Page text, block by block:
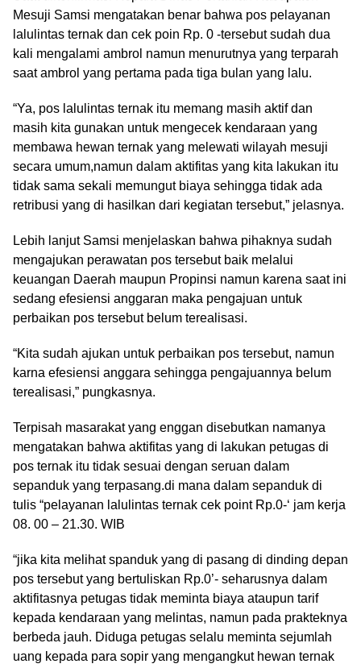
Mesuji Samsi mengatakan benar bahwa pos pelayanan
lalulintas ternak dan cek poin Rp. 0 -tersebut sudah dua
kali mengalami ambrol namun menurutnya yang terparah
saat ambrol yang pertama pada tiga bulan yang lalu.
“Ya, pos lalulintas ternak itu memang masih aktif dan
masih kita gunakan untuk mengecek kendaraan yang
membawa hewan ternak yang melewati wilayah mesuji
secara umum,namun dalam aktifitas yang kita lakukan itu
tidak sama sekali memungut biaya sehingga tidak ada
retribusi yang di hasilkan dari kegiatan tersebut,” jelasnya.
Lebih lanjut Samsi menjelaskan bahwa pihaknya sudah
mengajukan perawatan pos tersebut baik melalui
keuangan Daerah maupun Propinsi namun karena saat ini
sedang efesiensi anggaran maka pengajuan untuk
perbaikan pos tersebut belum terealisasi.
“Kita sudah ajukan untuk perbaikan pos tersebut, namun
karna efesiensi anggara sehingga pengajuannya belum
terealisasi,” pungkasnya.
Terpisah masarakat yang enggan disebutkan namanya
mengatakan bahwa aktifitas yang di lakukan petugas di
pos ternak itu tidak sesuai dengan seruan dalam
sepanduk yang terpasang.di mana dalam sepanduk di
tulis “pelayanan lalulintas ternak cek point Rp.0-‘ jam kerja
08. 00 – 21.30. WIB
“jika kita melihat spanduk yang di pasang di dinding depan
pos tersebut yang bertuliskan Rp.0’- seharusnya dalam
aktifitasnya petugas tidak meminta biaya ataupun tarif
kepada kendaraan yang melintas, namun pada prakteknya
berbeda jauh. Diduga petugas selalu meminta sejumlah
uang kepada para sopir yang mengangkut hewan ternak